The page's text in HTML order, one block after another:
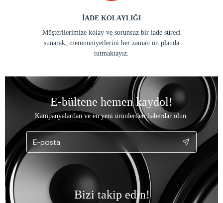
İADE KOLAYLIĞI
Müşterilerimize kolay ve sorunsuz bir iade süreci
sunarak, memnuniyetlerini her zaman ön planda
tutmaktayız.
E-bültene hemen kaydol!
Kampanyalardan ve en yeni ürünlerden haberdar olun.
Bizi takip edin!